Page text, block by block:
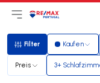
Hauptmenü öffnen
LogoZur
Filter
Filter Kaufen
Preis 3+